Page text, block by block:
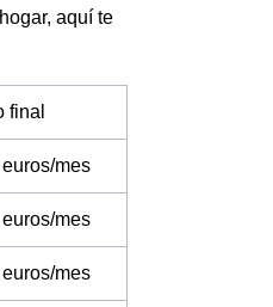
aquí te
final
mes
mes
mes